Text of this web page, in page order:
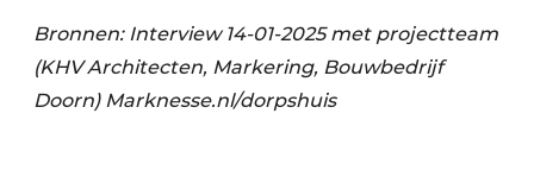
Bronnen: Interview 14-01-2025 met projectteam
(KHV Architecten, Markering, Bouwbedrijf
Doorn) Marknesse.nl/dorpshuis